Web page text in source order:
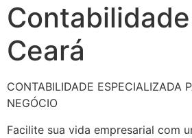
Ceará
CONTABILIDADE ESPECIALIZADA
NEGÓCIO
Facilite sua vida empresarial com